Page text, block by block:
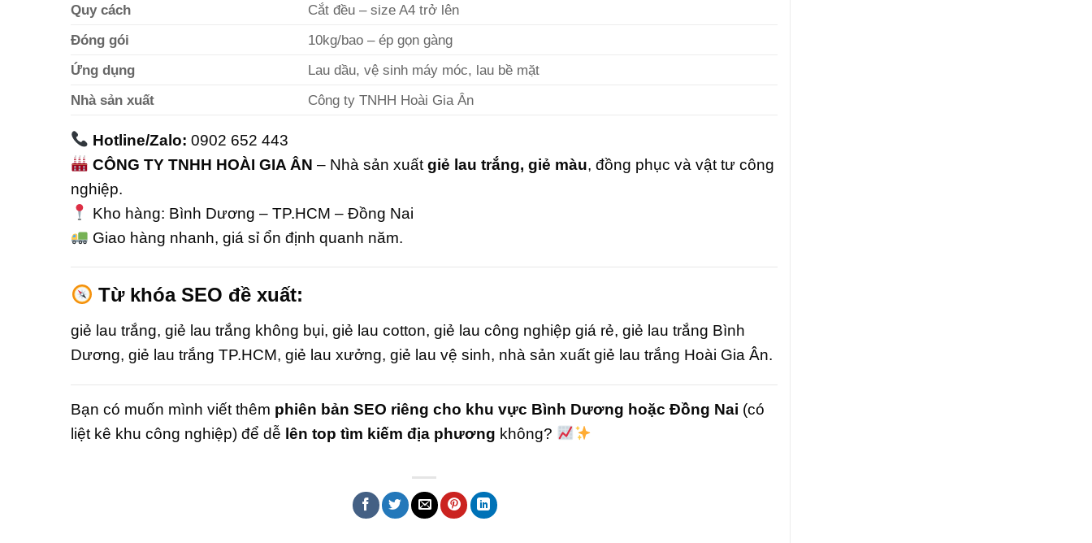
Quy cách
Cắt đều – size A4 trở lên
Đóng gói
10kg/bao – ép gọn gàng
Ứng dụng
Lau dầu, vệ sinh máy móc, lau bề mặt
Nhà sản xuất
Công ty TNHH Hoài Gia Ân
Hotline/Zalo: 0902 652 443
CÔNG TY TNHH HOÀI GIA ÂN – Nhà sản xuất giẻ lau trắng, giẻ màu, đồng phục và vật tư công
nghiệp.
Kho hàng: Bình Dương – TP.HCM – Đồng Nai
Giao hàng nhanh, giá sỉ ổn định quanh năm.
Từ khóa SEO đề xuất:
giẻ lau trắng, giẻ lau trắng không bụi, giẻ lau cotton, giẻ lau công nghiệp giá rẻ, giẻ lau trắng Bình
Dương, giẻ lau trắng TP.HCM, giẻ lau xưởng, giẻ lau vệ sinh, nhà sản xuất giẻ lau trắng Hoài Gia Ân.
Bạn có muốn mình viết thêm phiên bản SEO riêng cho khu vực Bình Dương hoặc Đồng Nai (có
liệt kê khu công nghiệp) để dễ lên top tìm kiếm địa phương không?